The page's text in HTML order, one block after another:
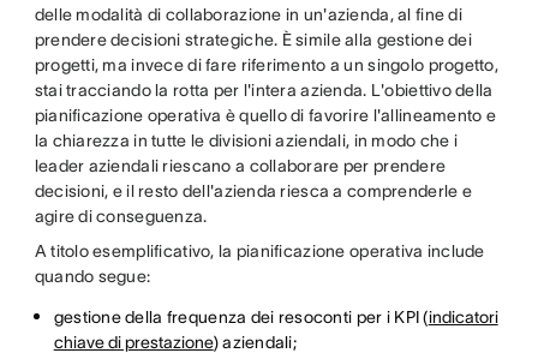
delle modalità di collaborazione in un'azienda, al fine di
prendere decisioni strategiche. È simile alla gestione dei
progetti, ma invece di fare riferimento a un singolo progetto,
stai tracciando la rotta per l'intera azienda. L'obiettivo della
pianificazione operativa è quello di favorire l'allineamento e
la chiarezza in tutte le divisioni aziendali, in modo che i
leader aziendali riescano a collaborare per prendere
decisioni, e il resto dell'azienda riesca a comprenderle e
agire di conseguenza.
A titolo esemplificativo, la pianificazione operativa include
quando segue:
gestione della frequenza dei resoconti per i KPI (indicatori
chiave di prestazione) aziendali;